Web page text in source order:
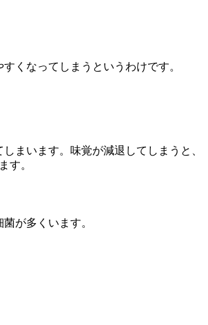
くなってしまうというわけです。
まいます。味覚が減退してしまうと、
す。
が多くいます。